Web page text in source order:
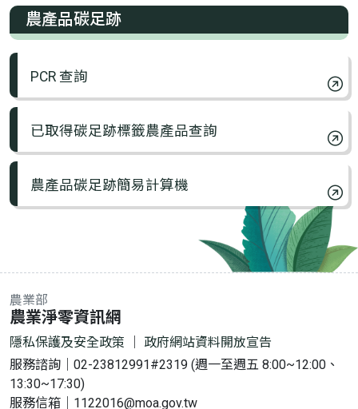
農產品碳足跡
PCR 查詢
已取得碳足跡標籤農產品查詢
農產品碳足跡簡易計算機
:::
農業部
農業淨零資訊網
隱私保護及安全政策
政府網站資料開放宣告
服務諮詢｜02-23812991#2319 (週一至週五 8:00~12:00、
13:30~17:30)
服務信箱｜1122016@moa.gov.tw